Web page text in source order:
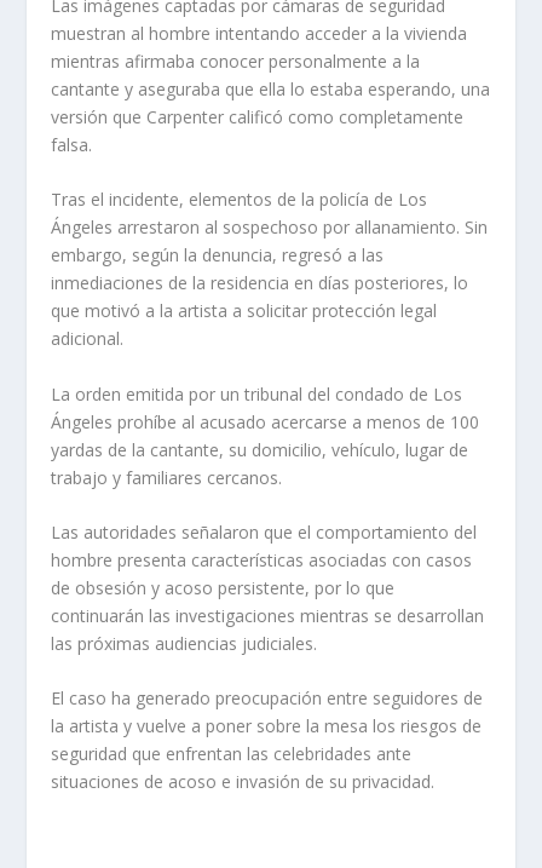
Las imágenes captadas por cámaras de seguridad
muestran al hombre intentando acceder a la vivienda
mientras afirmaba conocer personalmente a la
cantante y aseguraba que ella lo estaba esperando, una
versión que Carpenter calificó como completamente
falsa.
Tras el incidente, elementos de la policía de Los
Ángeles arrestaron al sospechoso por allanamiento. Sin
embargo, según la denuncia, regresó a las
inmediaciones de la residencia en días posteriores, lo
que motivó a la artista a solicitar protección legal
adicional.
La orden emitida por un tribunal del condado de Los
Ángeles prohíbe al acusado acercarse a menos de 100
yardas de la cantante, su domicilio, vehículo, lugar de
trabajo y familiares cercanos.
Las autoridades señalaron que el comportamiento del
hombre presenta características asociadas con casos
de obsesión y acoso persistente, por lo que
continuarán las investigaciones mientras se desarrollan
las próximas audiencias judiciales.
El caso ha generado preocupación entre seguidores de
la artista y vuelve a poner sobre la mesa los riesgos de
seguridad que enfrentan las celebridades ante
situaciones de acoso e invasión de su privacidad.